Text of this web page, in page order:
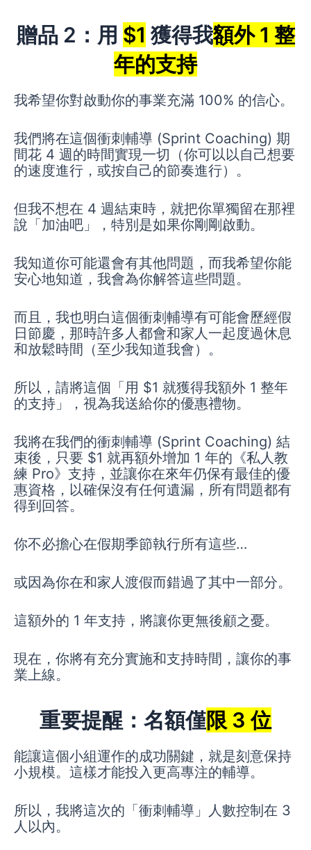
贈品 2：用 $1 獲得我額外 1 整
年的支持
我希望你對啟動你的事業充滿 100% 的信心。
我們將在這個衝刺輔導 (Sprint Coaching) 期
間花 4 週的時間實現一切（你可以以自己想要
的速度進行，或按自己的節奏進行）。
但我不想在 4 週結束時，就把你單獨留在那裡
說「加油吧」，特別是如果你剛剛啟動。
我知道你可能還會有其他問題，而我希望你能
安心地知道，我會為你解答這些問題。
而且，我也明白這個衝刺輔導有可能會歷經假
日節慶，那時許多人都會和家人一起度過休息
和放鬆時間（至少我知道我會）。
所以，請將這個「用 $1 就獲得我額外 1 整年
的支持」，視為我送給你的優惠禮物。
我將在我們的衝刺輔導 (Sprint Coaching) 結
束後，只要 $1 就再額外增加 1 年的《私人教
練 Pro》支持，並讓你在來年仍保有最佳的優
惠資格，以確保沒有任何遺漏，所有問題都有
得到回答。
你不必擔心在假期季節執行所有這些…
或因為你在和家人渡假而錯過了其中一部分。
這額外的 1 年支持，將讓你更無後顧之憂。
現在，你將有充分實施和支持時間，讓你的事
業上線。
重要提醒：名額僅限 3 位
能讓這個小組運作的成功關鍵，就是刻意保持
小規模。這樣才能投入更高專注的輔導。
所以，我將這次的「衝刺輔導」人數控制在 3
人以內。